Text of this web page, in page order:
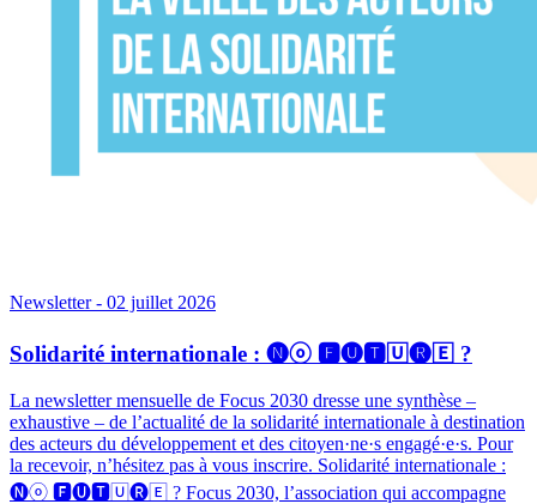
Newsletter- 02 juillet 2026
Solidarité internationale : 🅝ⓞ 🅵🅤🆃🅄🅡🄴 ?
La newsletter mensuelle de Focus 2030 dresse une synthèse –
exhaustive – de l’actualité de la solidarité internationale à destination
des acteurs du développement et des citoyen·ne·s engagé·e·s. Pour
la recevoir, n’hésitez pas à vous inscrire. Solidarité internationale :
🅝ⓞ 🅵🅤🆃🅄🅡🄴 ? Focus 2030, l’association qui accompagne